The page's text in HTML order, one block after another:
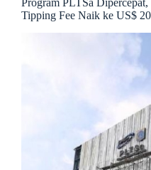
Program PLTSa
Tipping Fee Naik ke US$